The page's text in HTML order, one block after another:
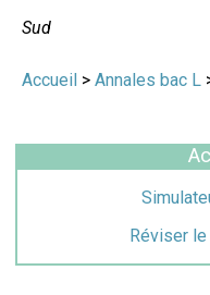
Sud
Accueil > Annales bac L
Réviser